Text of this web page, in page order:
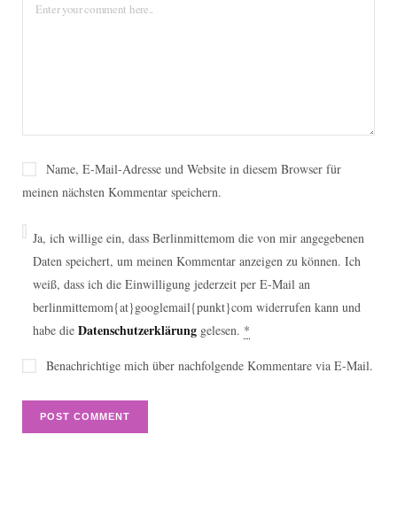
Name, E-Mail-Adresse und Website in diesem Browser für
meinen nächsten Kommentar speichern.
Ja, ich willige ein, dass Berlinmittemom die von mir angegebenen
Daten speichert, um meinen Kommentar anzeigen zu können. Ich
weiß, dass ich die Einwilligung jederzeit per E-Mail an
berlinmittemom{at}googlemail{punkt}com widerrufen kann und
habe dieDatenschutzerklärung gelesen. *
Benachrichtige mich über nachfolgende Kommentare via E-Mail.